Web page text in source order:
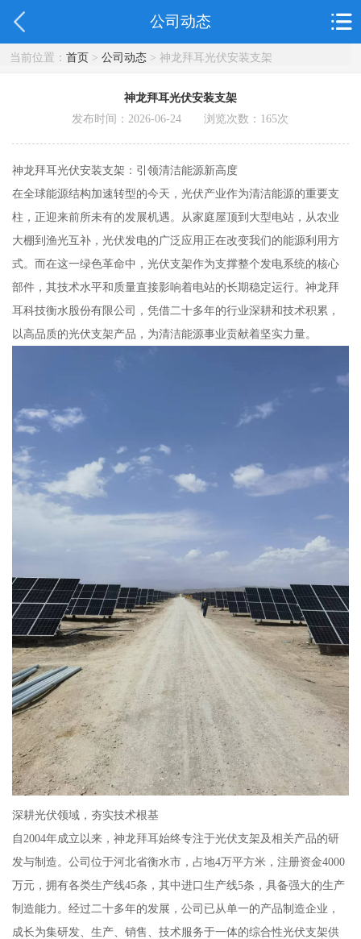
公司动态
当前位置： 首页> 公司动态> 神龙拜耳光伏安装支架
神龙拜耳光伏安装支架
发布时间：2026-06-24 浏览次数： 165次
神龙拜耳光伏安装支架：引领清洁能源新高度
在全球能源结构加速转型的今天，光伏产业作为清洁能源的重要支
柱，正迎来前所未有的发展机遇。从家庭屋顶到大型电站，从农业
大棚到渔光互补，光伏发电的广泛应用正在改变我们的能源利用方
式。而在这一绿色革命中，光伏支架作为支撑整个发电系统的核心
部件，其技术水平和质量直接影响着电站的长期稳定运行。神龙拜
耳科技衡水股份有限公司，凭借二十多年的行业深耕和技术积累，
以高品质的光伏支架产品，为清洁能源事业贡献着坚实力量。
深耕光伏领域，夯实技术根基
自2004年成立以来，神龙拜耳始终专注于光伏支架及相关产品的研
发与制造。公司位于河北省衡水市，占地4万平方米，注册资金4000
万元，拥有各类生产线45条，其中进口生产线5条，具备强大的生产
制造能力。经过二十多年的发展，公司已从单一的产品制造企业，
成长为集研发、生产、销售、技术服务于一体的综合性光伏支架供